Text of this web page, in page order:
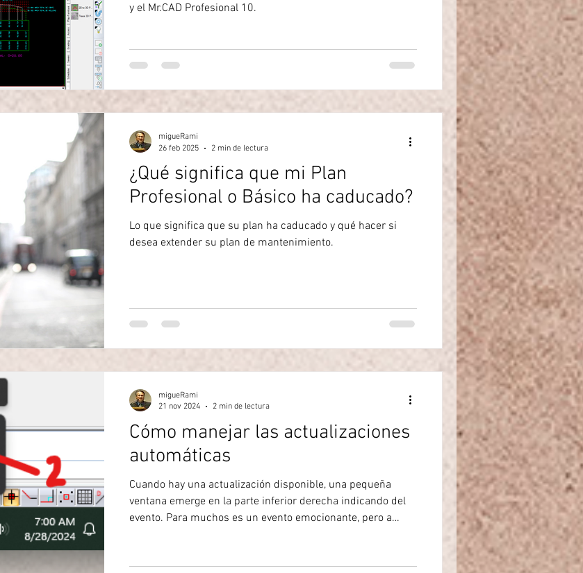
y el Mr.CAD Profesional 10.
¿Qué significa que mi Plan
Profesional o Básico ha caducado?
Lo que significa que su plan ha caducado y qué hacer si
desea extender su plan de mantenimiento.
migueRami
26 feb 2025
2 min de lectura
Cómo manejar las actualizaciones
automáticas
Cuando hay una actualización disponible, una pequeña
ventana emerge en la parte inferior derecha indicando del
evento. Para muchos es un evento emocionante, pero a
otro momento o sencillamente ignorarla. Y como se puede
migueRami
21 nov 2024
2 min de lectura